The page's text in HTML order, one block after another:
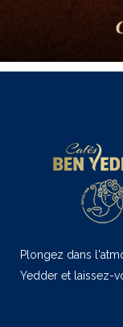
Plongez dans
Yedder et laissez-